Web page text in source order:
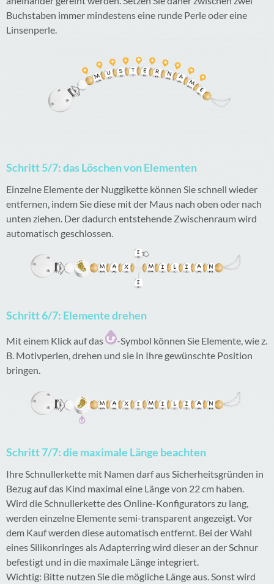
Buchstaben immer mindestens eine runde Perle oder eine
Linsenperle.
Schritt 5/7: das Löschen von Elementen
Einzelne Elemente der Nuggikette können Sie schnell wieder
entfernen, indem Sie diese mit der Maus nach oben oder nach
unten ziehen. Der dadurch entstehende Zwischenraum wird
automatisch geschlossen.
Schritt 6/7: Elemente drehen
Mit einem Klick auf das
-Symbol können Sie Elemente, wie z.
B. Motivperlen, drehen und sie in Ihre gewünschte Position
bringen.
Schritt 7/7: die maximale Länge beachten
Ihre Schnullerkette mit Namen darf aus Sicherheitsgründen in
Bezug auf das Kind maximal eine Länge von 22 cm haben.
Wird die Schnullerkette des Online-Konfigurators zu lang,
werden einzelne Elemente semi-transparent angezeigt. Vor
dem Kauf werden diese automatisch entfernt. Bei der Wahl
eines Silikonringes als Adapterring wird dieser an der Schnur
befestigt und in die maximale Länge integriert.
Wichtig: Bitte nutzen Sie die mögliche Länge aus. Sonst wird